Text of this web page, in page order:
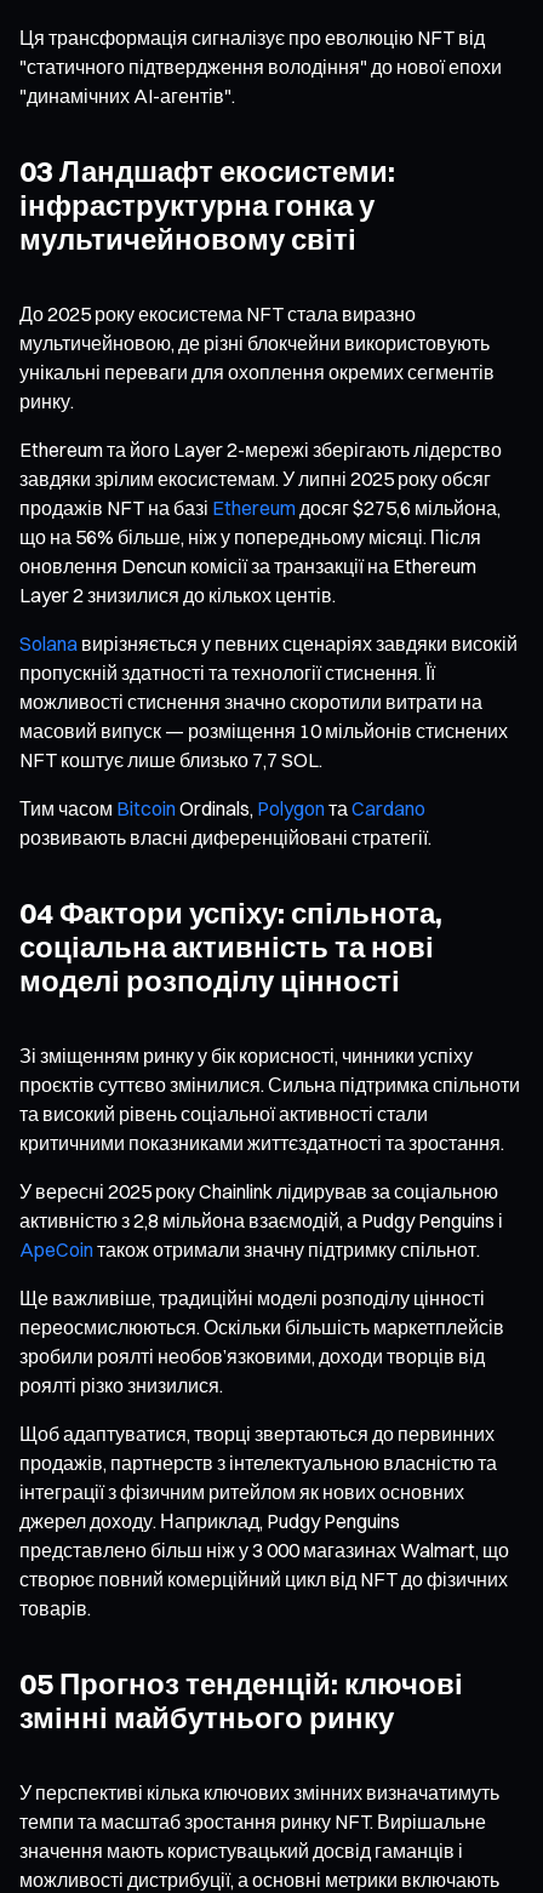
Ця трансформація сигналізує про еволюцію NFT від
"статичного підтвердження володіння" до нової епохи
"динамічних AI-агентів".
03 Ландшафт екосистеми:
інфраструктурна гонка у
мультичейновому світі
До 2025 року екосистема NFT стала виразно
мультичейновою, де різні блокчейни використовують
унікальні переваги для охоплення окремих сегментів
ринку.
Ethereum та його Layer 2-мережі зберігають лідерство
завдяки зрілим екосистемам. У липні 2025 року обсяг
продажів NFT на базі Ethereum досяг $275,6 мільйона,
що на 56% більше, ніж у попередньому місяці. Після
оновлення Dencun комісії за транзакції на Ethereum
Layer 2 знизилися до кількох центів.
Solana вирізняється у певних сценаріях завдяки високій
пропускній здатності та технології стиснення. Її
можливості стиснення значно скоротили витрати на
масовий випуск — розміщення 10 мільйонів стиснених
NFT коштує лише близько 7,7 SOL.
Тим часом BitcoinOrdinals, Polygonта Cardano
розвивають власні диференційовані стратегії.
04 Фактори успіху: спільнота,
соціальна активність та нові
моделі розподілу цінності
Зі зміщенням ринку у бік корисності, чинники успіху
проєктів суттєво змінилися. Сильна підтримка спільноти
та високий рівень соціальної активності стали
критичними показниками життєздатності та зростання.
У вересні 2025 року Chainlink лідирував за соціальною
активністю з 2,8 мільйона взаємодій, а Pudgy Penguins і
ApeCoinтакож отримали значну підтримку спільнот.
Ще важливіше, традиційні моделі розподілу цінності
переосмислюються. Оскільки більшість маркетплейсів
зробили роялті необов’язковими, доходи творців від
роялті різко знизилися.
Щоб адаптуватися, творці звертаються до первинних
продажів, партнерств з інтелектуальною власністю та
інтеграції з фізичним ритейлом як нових основних
джерел доходу. Наприклад, Pudgy Penguins
представлено більш ніж у 3 000 магазинах Walmart, що
створює повний комерційний цикл від NFT до фізичних
товарів.
05 Прогноз тенденцій: ключові
змінні майбутнього ринку
У перспективі кілька ключових змінних визначатимуть
темпи та масштаб зростання ринку NFT. Вирішальне
значення мають користувацький досвід гаманців і
можливості дистрибуції, а основні метрики включають